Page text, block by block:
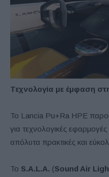
Τεχνολογία με έμφαση
Το Lancia Pu+Ra HPE
για τεχνολογικές
απόλυτα πρακτικές και
Το S.A.L.A. (Sound Air